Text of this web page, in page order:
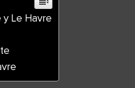
Le Havre